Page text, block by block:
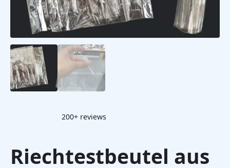
200+ reviews
Riechtestbeutel aus